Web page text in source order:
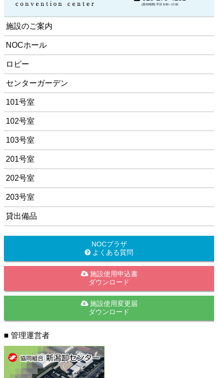
(受付時間) 平日 9:00～17:00
施設のご案内
NOCホール
ロビー
センターガーデン
101号室
102号室
103号室
201号室
202号室
203号室
貸出備品
NOCプラザ
よくある質問
施設使用申込書
ダウンロード
施設使用変更届
ダウンロード
■ 管理運営者